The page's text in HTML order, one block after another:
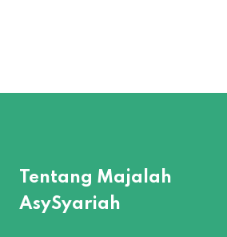
Tentang Majalah
AsySyariah